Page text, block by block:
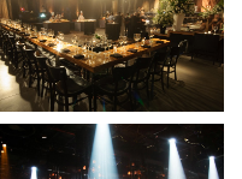
לפתיחת
הגלריה
בחלון
פופאפ
לחצו
לפתיחת